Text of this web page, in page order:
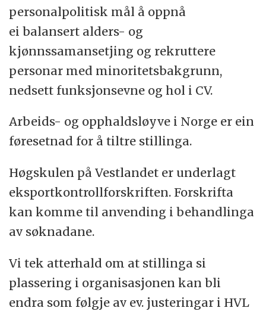
personalpolitisk mål å oppnå
ei balansert alders- og
kjønnssamansetjing og rekruttere
personar med minoritetsbakgrunn,
nedsett funksjonsevne og hol i CV.
Arbeids- og opphaldsløyve i Norge er ein
føresetnad for å tiltre stillinga.
Høgskulen på Vestlandet er underlagt
eksportkontrollforskriften. Forskrifta
kan komme til anvending i behandlinga
av søknadane.
Vi tek atterhald om at stillinga si
plassering i organisasjonen kan bli
endra som følgje av ev. justeringar i HVL